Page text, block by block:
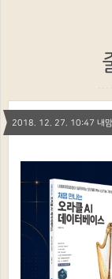
2018. 12. 27. 10:47 내맘